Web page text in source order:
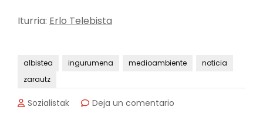
Iturria: Erlo Telebista
albistea ingurumena medioambiente
noticia
zarautz
Sozialistak Deja un comentario